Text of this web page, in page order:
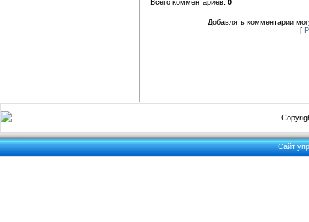
Всего комментариев: 0
Добавлять комментарии
[
Сайт